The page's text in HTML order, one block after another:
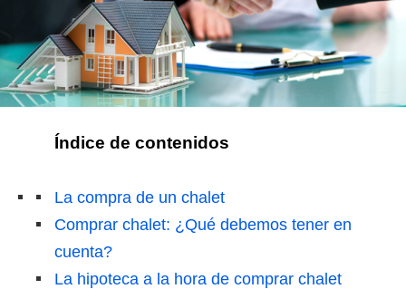
Índice de contenidos
La compra de un chalet
Comprar chalet: ¿Qué debemos tener en
cuenta?
La hipoteca a la hora de comprar chalet